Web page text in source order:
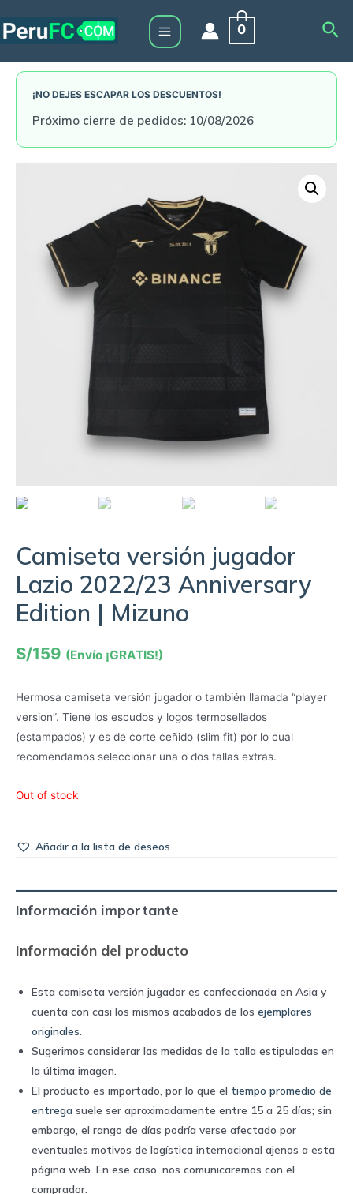
to
Main
Menu
0
¡NO DEJES ESCAPAR LOS DESCUENTOS!
Próximo cierre de pedidos: 10/08/2026
Camiseta versión jugador
Lazio 2022/23 Anniversary
Edition | Mizuno
S/159 (Envío ¡GRATIS!)
Hermosa camiseta versión jugador o también llamada “player
version”. Tiene los escudos y logos termosellados
(estampados) y es de corte ceñido (slim fit) por lo cual
recomendamos seleccionar una o dos tallas extras.
Out of stock
Añadir a la lista de deseos
Información importante
Información del producto
Esta camiseta versión jugador es confeccionada en Asia y
cuenta con casi los mismos acabados de los ejemplares
originales
Sugerimos considerar las medidas de la talla estipuladas en
la última imagen.
El producto es importado, por lo que el tiempo promedio de
entrega suele ser aproximadamente entre 15 a 25 días; sin
embargo, el rango de días podría verse afectado por
eventuales motivos de logística internacional ajenos a esta
página web. En ese caso, nos comunicaremos con el
comprador.